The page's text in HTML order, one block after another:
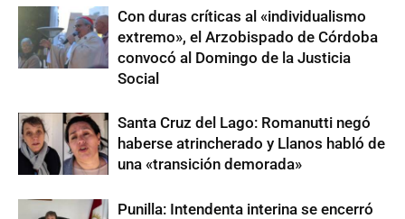
Con duras críticas al «individualismo
extremo», el Arzobispado de Córdoba
convocó al Domingo de la Justicia
Social
Santa Cruz del Lago: Romanutti negó
haberse atrincherado y Llanos habló de
una «transición demorada»
Punilla: Intendenta interina se encerró